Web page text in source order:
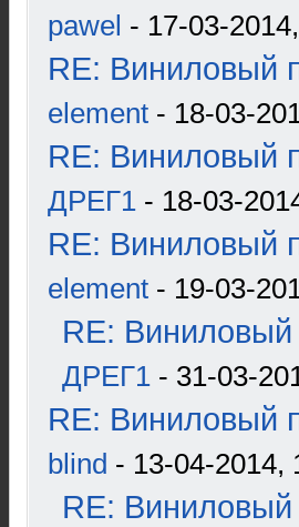
pawel - 17-03-
RE: Виниловый
element - 18-03-
RE: Виниловый
ДРЕГ1 - 18-03-
RE: Виниловый
element - 19-03-
RE: Виниловый
ДРЕГ1 - 31-03-
RE: Виниловый
blind - 13-04-2014,
RE: Виниловый